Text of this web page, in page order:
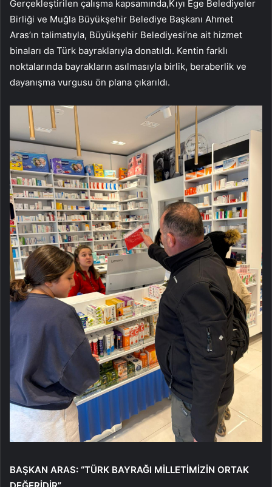
Gerçekleştirilen çalışma kapsamında,Kıyı Ege Belediyeler
Birliği ve Muğla Büyükşehir Belediye Başkanı Ahmet
Aras’ın talimatıyla, Büyükşehir Belediyesi’ne ait hizmet
binaları da Türk bayraklarıyla donatıldı. Kentin farklı
noktalarında bayrakların asılmasıyla birlik, beraberlik ve
dayanışma vurgusu ön plana çıkarıldı.
BAŞKAN ARAS: “TÜRK BAYRAĞI MİLLETİMİZİN ORTAK